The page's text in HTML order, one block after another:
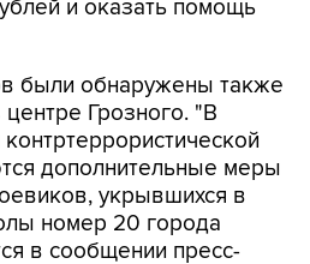
были обнаружены также
дополнительные меры
укрывшихся в
номер 20 города
в сообщении пресс-